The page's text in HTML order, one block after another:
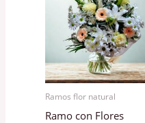
Ramos flor natural
Ramo con Flores